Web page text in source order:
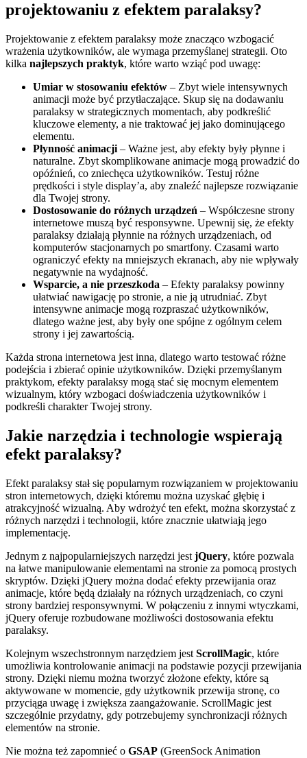
projektowaniu z efektem paralaksy?
Projektowanie z efektem paralaksy może znacząco wzbogacić
wrażenia użytkowników, ale wymaga przemyślanej strategii. Oto
kilka najlepszych praktyk, które warto wziąć pod uwagę:
Umiar w stosowaniu efektów – Zbyt wiele intensywnych
animacji może być przytłaczające. Skup się na dodawaniu
paralaksy w strategicznych momentach, aby podkreślić
kluczowe elementy, a nie traktować jej jako dominującego
elementu.
Płynność animacji – Ważne jest, aby efekty były płynne i
naturalne. Zbyt skomplikowane animacje mogą prowadzić do
opóźnień, co zniechęca użytkowników. Testuj różne
prędkości i style display’a, aby znaleźć najlepsze rozwiązanie
dla Twojej strony.
Dostosowanie do różnych urządzeń – Współczesne strony
internetowe muszą być responsywne. Upewnij się, że efekty
paralaksy działają płynnie na różnych urządzeniach, od
komputerów stacjonarnych po smartfony. Czasami warto
ograniczyć efekty na mniejszych ekranach, aby nie wpływały
negatywnie na wydajność.
Wsparcie, a nie przeszkoda – Efekty paralaksy powinny
ułatwiać nawigację po stronie, a nie ją utrudniać. Zbyt
intensywne animacje mogą rozpraszać użytkowników,
dlatego ważne jest, aby były one spójne z ogólnym celem
strony i jej zawartością.
Każda strona internetowa jest inna, dlatego warto testować różne
podejścia i zbierać opinie użytkowników. Dzięki przemyślanym
praktykom, efekty paralaksy mogą stać się mocnym elementem
wizualnym, który wzbogaci doświadczenia użytkowników i
podkreśli charakter Twojej strony.
Jakie narzędzia i technologie wspierają
efekt paralaksy?
Efekt paralaksy stał się popularnym rozwiązaniem w projektowaniu
stron internetowych, dzięki któremu można uzyskać głębię i
atrakcyjność wizualną. Aby wdrożyć ten efekt, można skorzystać z
różnych narzędzi i technologii, które znacznie ułatwiają jego
implementację.
Jednym z najpopularniejszych narzędzi jest jQuery, które pozwala
na łatwe manipulowanie elementami na stronie za pomocą prostych
skryptów. Dzięki jQuery można dodać efekty przewijania oraz
animacje, które będą działały na różnych urządzeniach, co czyni
strony bardziej responsywnymi. W połączeniu z innymi wtyczkami,
jQuery oferuje rozbudowane możliwości dostosowania efektu
paralaksy.
Kolejnym wszechstronnym narzędziem jest ScrollMagic, które
umożliwia kontrolowanie animacji na podstawie pozycji przewijania
strony. Dzięki niemu można tworzyć złożone efekty, które są
aktywowane w momencie, gdy użytkownik przewija stronę, co
przyciąga uwagę i zwiększa zaangażowanie. ScrollMagic jest
szczególnie przydatny, gdy potrzebujemy synchronizacji różnych
elementów na stronie.
Nie można też zapomnieć o GSAP (GreenSock Animation